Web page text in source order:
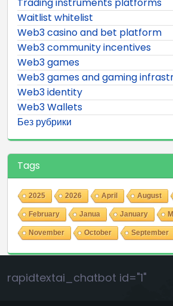
Waitlist whitelist
Web3 casino and bet platform
Web3 community incentives
Web3 games
Web3 games and gaming
Web3 identity
Web3 Wallets
Без рубрики
Tags
2025 2026 April August
February Janua January
November October September
rapidtextai_chatbot id="1"